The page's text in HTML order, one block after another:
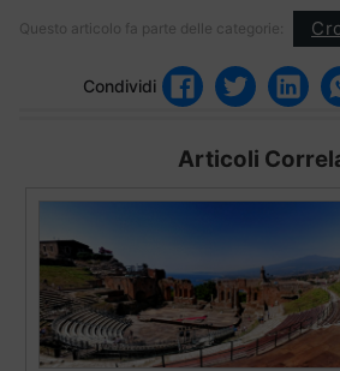
Questo articolo fa parte delle categorie:
Condividi
Articoli